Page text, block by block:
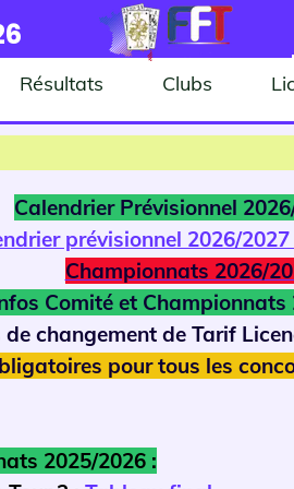
Résultats Clubs
Calendrier Prévisionnel
prévisionnel 2026/
Championnats 2026/
Comité et Championnats
de changement de Tarif
pour tous les
2025/2026 :